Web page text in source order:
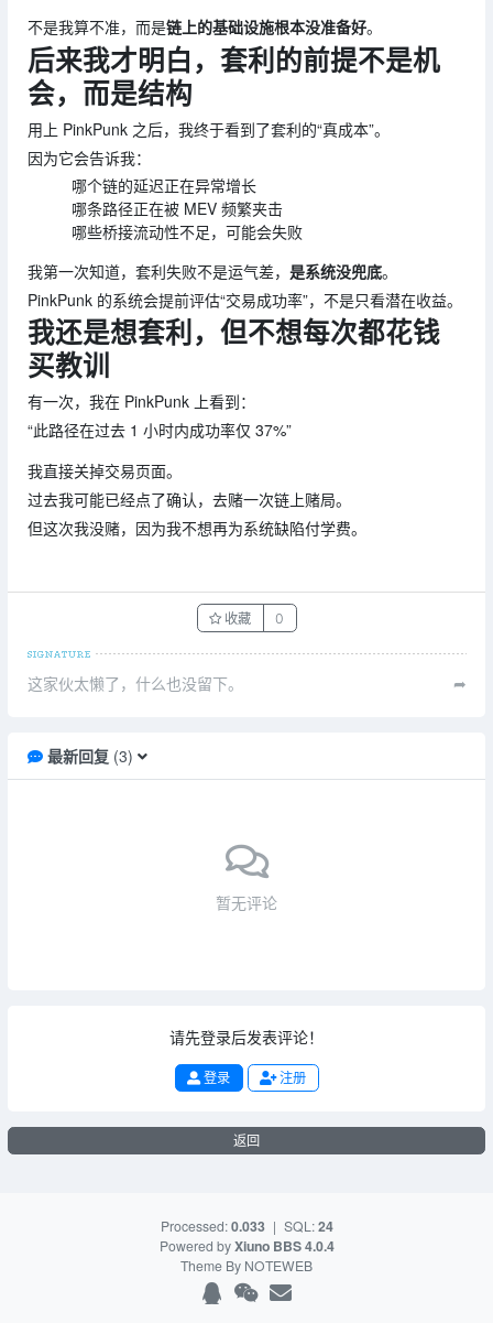
不是我算不准，而是链上的基础设施根本没准备好。
后来我才明白，套利的前提不是机
会，而是结构
用上 PinkPunk 之后，我终于看到了套利的“真成本”。
因为它会告诉我：
哪个链的延迟正在异常增长
哪条路径正在被 MEV 频繁夹击
哪些桥接流动性不足，可能会失败
我第一次知道，套利失败不是运气差， 是系统没兜底。
PinkPunk 的系统会提前评估“交易成功率”，不是只看潜在收益。
我还是想套利，但不想每次都花钱
买教训
有一次，我在 PinkPunk 上看到：
“此路径在过去 1 小时内成功率仅 37%”
我直接关掉交易页面。
过去我可能已经点了确认，去赌一次链上赌局。
但这次我没赌，因为我不想再为系统缺陷付学费。
收藏 0
这家伙太懒了，什么也没留下。 ➦
最新回复(3)
暂无评论
请先登录后发表评论！
登录 注册
返回
Processed:0.033 | SQL:24
Powered byXiuno BBS4.0.4
Theme By NOTEWEB